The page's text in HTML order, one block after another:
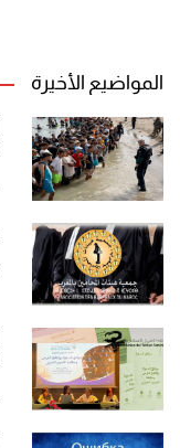
المواضيع الأخيرة